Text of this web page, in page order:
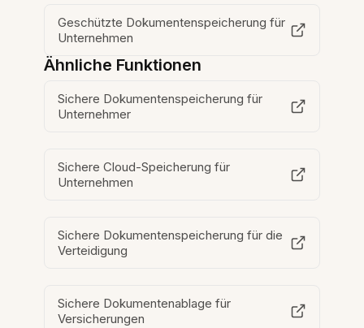
Geschützte Dokumentenspeicherung für
Unternehmen
Ähnliche Funktionen
Sichere Dokumentenspeicherung für
Unternehmer
Sichere Cloud-Speicherung für
Unternehmen
Sichere Dokumentenspeicherung für die
Verteidigung
Sichere Dokumentenablage für
Versicherungen